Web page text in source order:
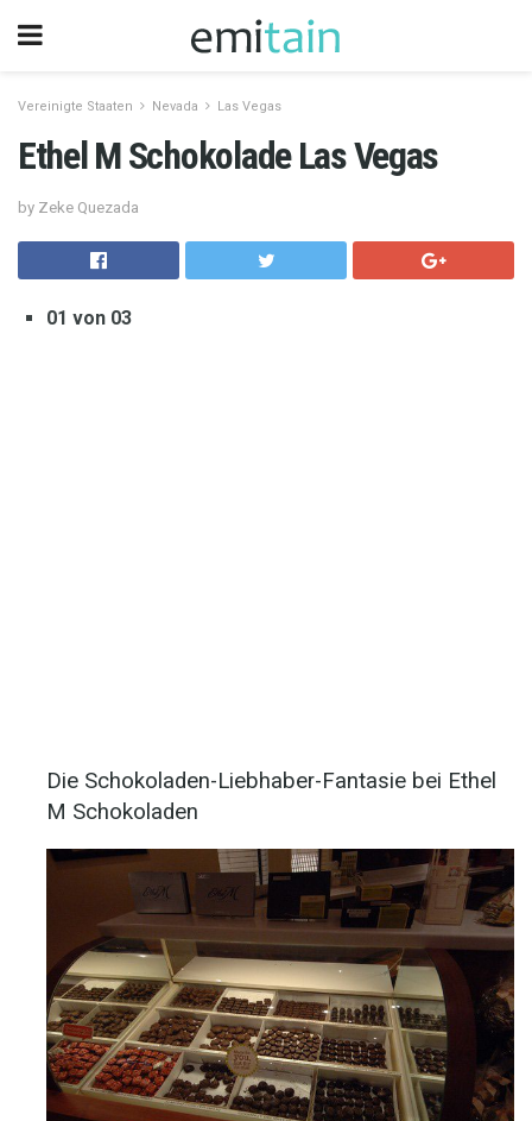
Vereinigte Staaten Nevada Las Vegas
Ethel M Schokolade Las Vegas
by Zeke Quezada
01 von 03
Die Schokoladen-Liebhaber-Fantasie bei Ethel
M Schokoladen